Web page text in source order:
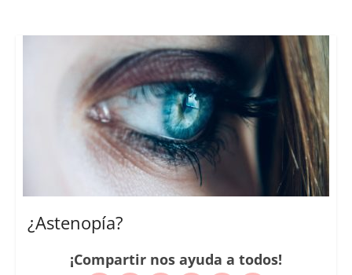
¿Astenopía?
¡Compartir nos ayuda a todos!